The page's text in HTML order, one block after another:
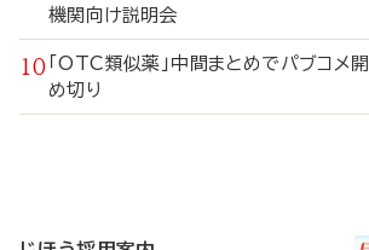
機関向け説明会
「OTC類似薬」中間まとめでパブ
め切り